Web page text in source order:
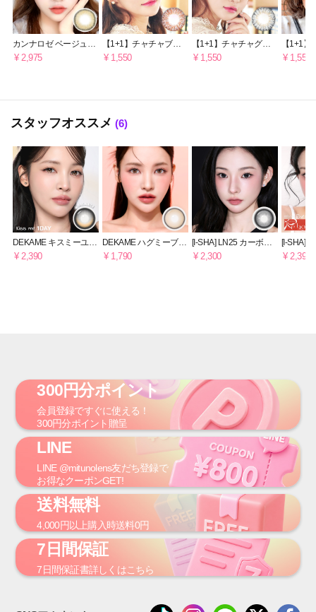
カンナロゼ ベージュブ
ラウン [6ヶ月]
¥ 2,975
【1+1】チャチャブラ
ウン 1年用
¥ 1,550
【1+1】チャチャグレ
ー 1年用
¥ 1,550
【1+1
ウン 1年
¥ 1,550
スタッフオススメ (6)
DEKAME キスミーユズ
ブーム [1日用] 軸固定ワ
¥ 2,390
DEKAME ハグミーブラ
ウン [1日用]
¥ 1,790
[I-SHA] LN25 カーボン
ブラック 【1ヶ月】
¥ 2,300
[I-SHA]
ージー
¥ 2,390
300円分ポイント
会員登録ですぐに使える！
300円分ポイント贈呈
LINE
LINE @mitunolens友だち登録で
お得なクーポンGET!
送料無料
4,000円 以上購入時送料0円
7日間保証
7日間保証書詳しくはこちら